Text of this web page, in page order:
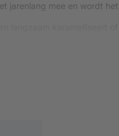
jarenlang mee en wordt
ROOSTER